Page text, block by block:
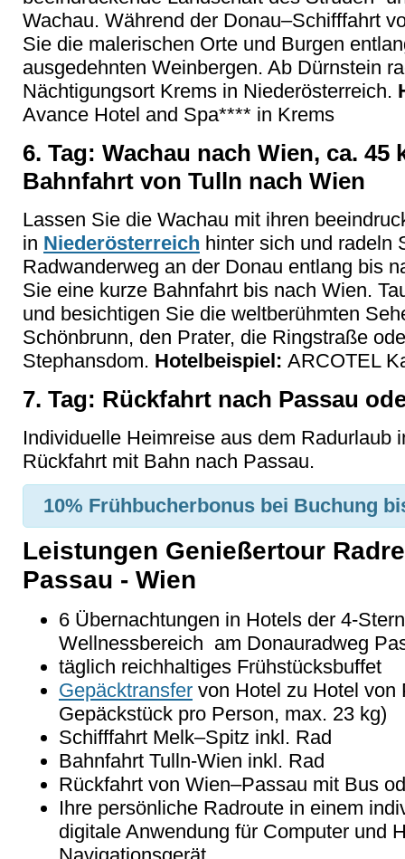
Wachau. Während der Donau–Schifffahrt
Sie die malerischen Orte und Burgen
ausgedehnten Weinbergen. Ab Dürnstein
Nächtigungsort Krems in Niederösterreich.
Avance Hotel and Spa**** in Krems
6. Tag: Wachau nach Wien, ca. 45
Bahnfahrt von Tulln nach Wien
Lassen Sie die Wachau mit ihren
in Niederösterreich hinter sich und radeln
Radwanderweg an der Donau entlang bis
Sie eine kurze Bahnfahrt bis nach Wien.
und besichtigen Sie die weltberühmten
Schönbrunn, den Prater, die Ringstraße
Stephansdom. Hotelbeispiel: ARCOTEL
7. Tag: Rückfahrt nach Passau
Individuelle Heimreise aus dem Radurlaub
Rückfahrt mit Bahn nach Passau.
10% Frühbucherbonus bei Buchung
Leistungen Genießertour
Passau - Wien
6 Übernachtungen in Hotels der 4-
Wellnessbereich am Donauradweg
täglich reichhaltiges Frühstücksbuffet
Gepäcktransfer von Hotel zu Hotel von
Gepäckstück pro Person, max. 23 kg)
Schifffahrt Melk–Spitz inkl. Rad
Bahnfahrt Tulln-Wien inkl. Rad
Rückfahrt von Wien–Passau mit Bus
Ihre persönliche Radroute in einem
digitale Anwendung für Computer und